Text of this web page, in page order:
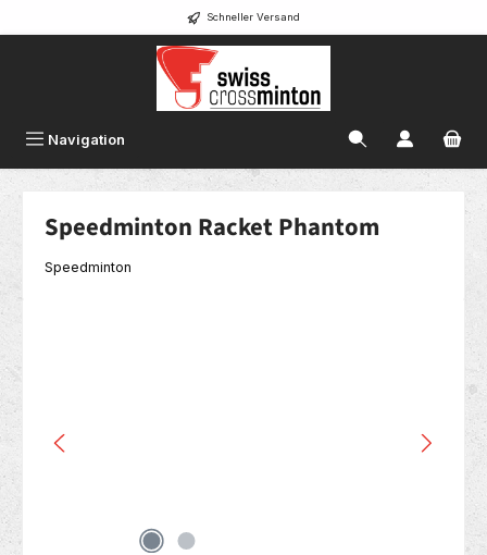
Schneller Versand
Navigation
Speedminton Racket Phantom
Speedminton